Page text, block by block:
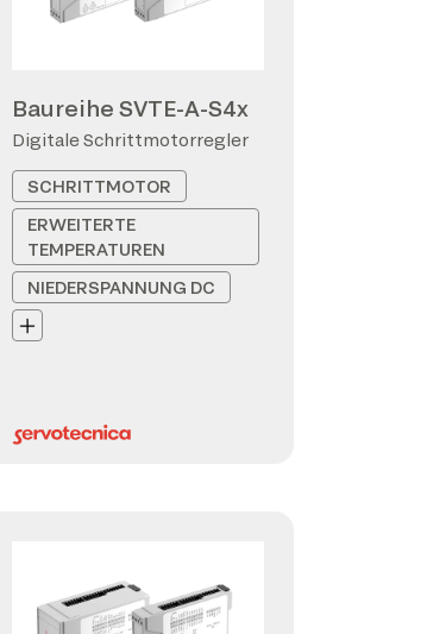
Baureihe SVTE-A-S4x
Digitale Schrittmotorregler
SCHRITTMOTOR
ERWEITERTE
TEMPERATUREN
NIEDERSPANNUNG DC